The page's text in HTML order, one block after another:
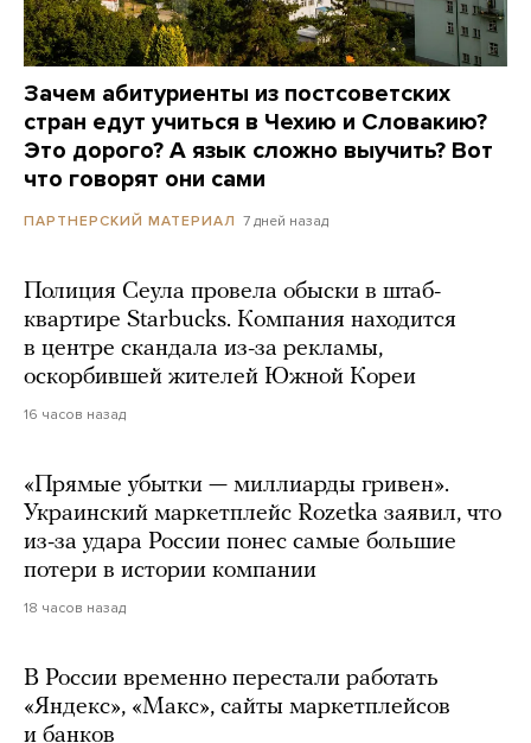
Зачем абитуриенты из постсоветских
стран едут учиться в Чехию и Словакию?
Это дорого? А язык сложно выучить? Вот
что говорят они сами
ПАРТНЕРСКИЙ МАТЕРИАЛ 7 дней назад
Полиция Сеула провела обыски в штаб-
квартире Starbucks. Компания находится
в центре скандала из-за рекламы,
оскорбившей жителей Южной Кореи
16 часов назад
«Прямые убытки — миллиарды гривен».
Украинский маркетплейс Rozetka заявил, что
из-за удара России понес самые большие
потери в истории компании
18 часов назад
В России временно перестали работать
«Яндекс», «Макс», сайты маркетплейсов
и банков